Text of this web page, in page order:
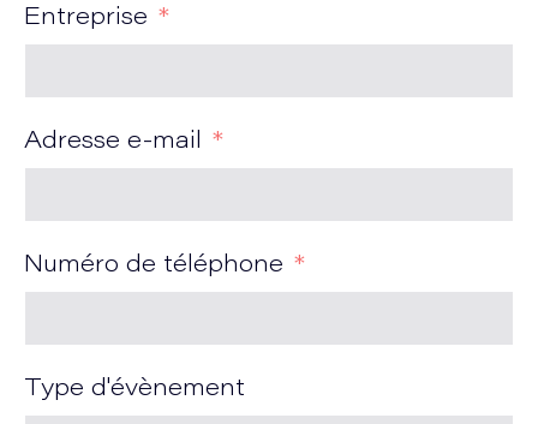
Entreprise
Adresse e-mail
Numéro de téléphone
Type d'évènement